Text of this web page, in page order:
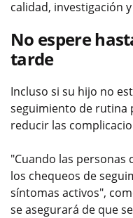
calidad, investigación
No espere
tarde
Incluso si su hijo no
seguimiento de rutina
reducir las
"Cuando las personas
los chequeos de
síntomas activos",
se asegurará de que